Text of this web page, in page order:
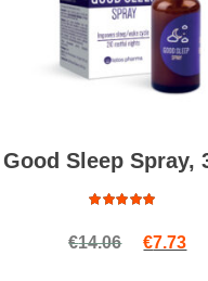
Good Sleep Spray,
4.80
out
€14.06 Original
€7.73